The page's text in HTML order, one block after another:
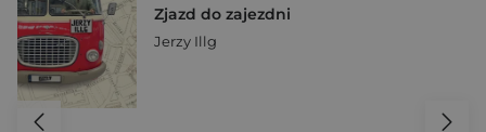
Zjazd do zajezdni
Jerzy Illg